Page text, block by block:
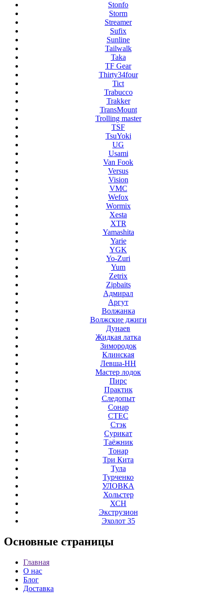
Stonfo
Storm
Streamer
Sufix
Sunline
Tailwalk
Taka
TF Gear
Thirty34four
Tict
Trabucco
Trakker
TransMount
Trolling master
TSF
TsuYoki
UG
Usami
Van Fook
Versus
Vision
VMC
Wefox
Wormix
Xesta
XTR
Yamashita
Yarie
YGK
Yo-Zuri
Yum
Zetrix
Zipbaits
Адмирал
Аргут
Волжанка
Волжские джиги
Дунаев
Жидкая латка
Зимородок
Клинская
Левша-НН
Мастер лодок
Пирс
Практик
Следопыт
Сонар
СТЕС
Стэк
Сурикат
Таёжник
Тонар
Три Кита
Тула
Турченко
УЛОВКА
Хольстер
ХСН
Экструзион
Эхолот 35
Основные страницы
Главная
О нас
Блог
Доставка